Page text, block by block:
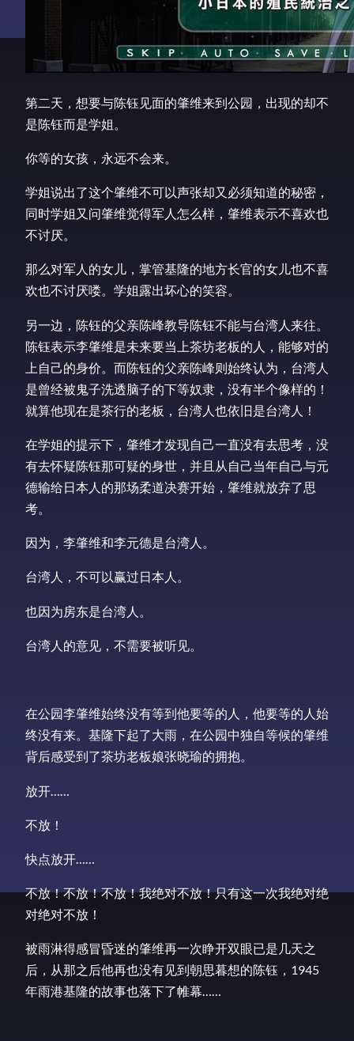
第二天，想要与陈钰见面的肇维来到公园，出现的却不
是陈钰而是学姐。
你等的女孩，永远不会来。
学姐说出了这个肇维不可以声张却又必须知道的秘密，
同时学姐又问肇维觉得军人怎么样，肇维表示不喜欢也
不讨厌。
那么对军人的女儿，掌管基隆的地方长官的女儿也不喜
欢也不讨厌喽。学姐露出坏心的笑容。
另一边，陈钰的父亲陈峰教导陈钰不能与台湾人来往。
陈钰表示李肇维是未来要当上茶坊老板的人，能够对的
上自己的身价。而陈钰的父亲陈峰则始终认为，台湾人
是曾经被鬼子洗透脑子的下等奴隶，没有半个像样的！
就算他现在是茶行的老板，台湾人也依旧是台湾人！
在学姐的提示下，肇维才发现自己一直没有去思考，没
有去怀疑陈钰那可疑的身世，并且从自己当年自己与元
德输给日本人的那场柔道决赛开始，肇维就放弃了思
考。
因为，李肇维和李元德是台湾人。
台湾人，不可以赢过日本人。
也因为房东是台湾人。
台湾人的意见，不需要被听见。
在公园李肇维始终没有等到他要等的人，他要等的人始
终没有来。基隆下起了大雨，在公园中独自等候的肇维
背后感受到了茶坊老板娘张晓瑜的拥抱。
放开……
不放！
快点放开……
不放！不放！不放！我绝对不放！只有这一次我绝对绝
对绝对不放！
被雨淋得感冒昏迷的肇维再一次睁开双眼已是几天之
后，从那之后他再也没有见到朝思暮想的陈钰，1945
年雨港基隆的故事也落下了帷幕……